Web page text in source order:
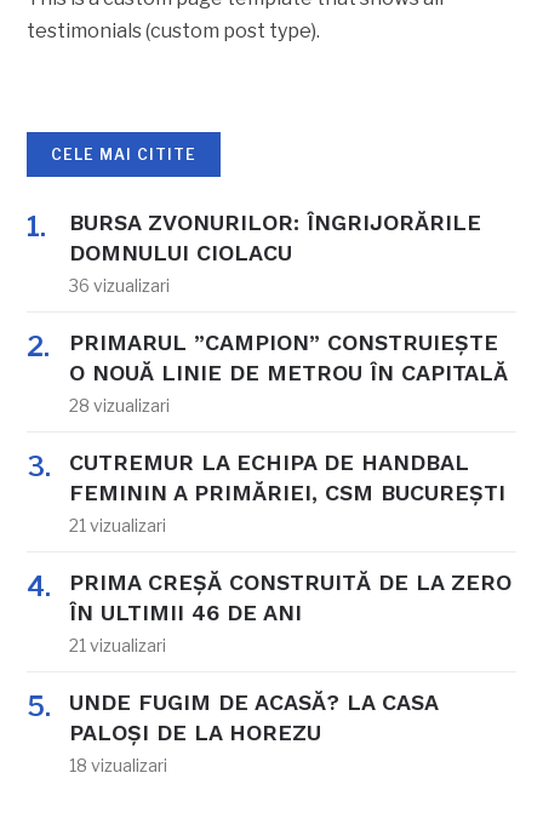
testimonials (custom post type).
CELE MAI CITITE
BURSA ZVONURILOR: ÎNGRIJORĂRILE
DOMNULUI CIOLACU
36 vizualizari
PRIMARUL ”CAMPION” CONSTRUIEȘTE
O NOUĂ LINIE DE METROU ÎN CAPITALĂ
28 vizualizari
CUTREMUR LA ECHIPA DE HANDBAL
FEMININ A PRIMĂRIEI, CSM BUCUREȘTI
21 vizualizari
PRIMA CREȘĂ CONSTRUITĂ DE LA ZERO
ÎN ULTIMII 46 DE ANI
21 vizualizari
UNDE FUGIM DE ACASĂ? LA CASA
PALOȘI DE LA HOREZU
18 vizualizari